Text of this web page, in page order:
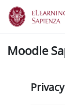
Vai al contenuto
Moodle